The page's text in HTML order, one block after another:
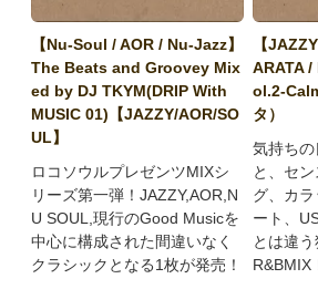
【Nu-Soul / AOR / Nu-Jazz】
The Beats and Groovey Mix
ed by DJ TKYM(DRIP With
MUSIC 01)【JAZZY/AOR/SO
UL】
ロコソウルプレゼンツMIXシ
リーズ第一弾！JAZZY,AOR,N
U SOUL,現行のGood Musicを
中心に構成された間違いなく
クラシックとなる1枚が発売！
【
ARATA
ol.2-
タ）
気持ち
と、セ
グ、カ
ート、
とは違
R&BMIX